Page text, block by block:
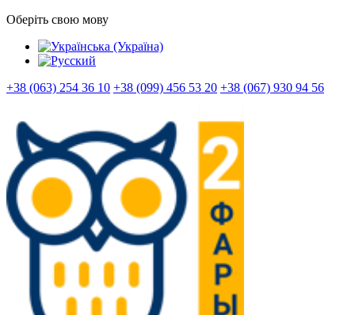
Оберіть свою мову
+38 (063) 254 36 10 +38 (099) 456 53 20 +38 (067) 930 94 56